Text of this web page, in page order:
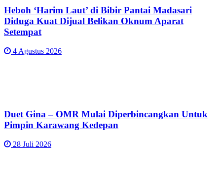
Heboh ‘Harim Laut’ di Bibir Pantai Madasari
Diduga Kuat Dijual Belikan Oknum Aparat
Setempat
4 Agustus 2026
Duet Gina – OMR Mulai Diperbincangkan Untuk
Pimpin Karawang Kedepan
28 Juli 2026